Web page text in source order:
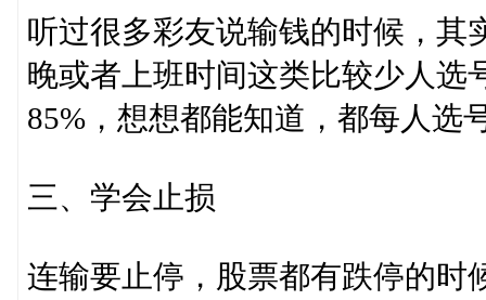
听过很多彩友说输钱的时候，其
晚或者上班时间这类比较少人选
85%，想想都能知道，都每人选
三、学会止损
连输要止停，股票都有跌停的时